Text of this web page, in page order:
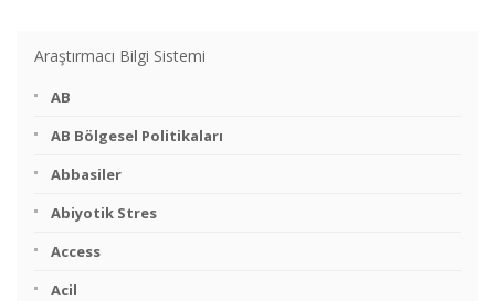
Araştırmacı Bilgi Sistemi
AB
AB Bölgesel Politikaları
Abbasiler
Abiyotik Stres
Access
Acil